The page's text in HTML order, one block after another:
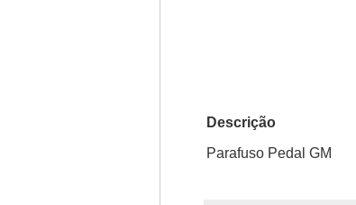
Descrição
Parafuso Pedal GM